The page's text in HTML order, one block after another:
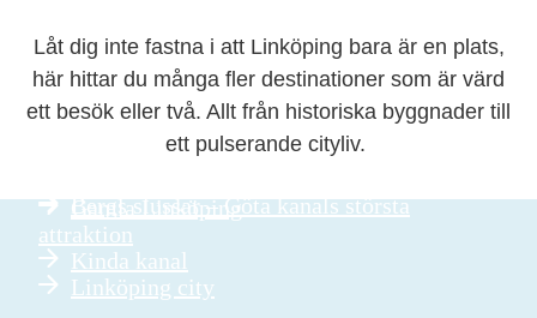
Låt dig inte fastna i att Linköping bara är en plats,
här hittar du många fler destinationer som är värd
ett besök eller två. Allt från historiska byggnader till
ett pulserande cityliv.
Gamla Linköping
Bergs slussar – Göta kanals största
attraktion
Kinda kanal
Linköping city